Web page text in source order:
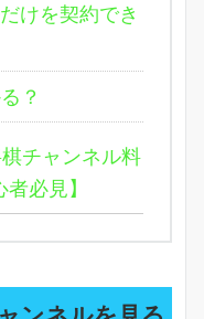
けを契約でき
？
チャンネル料
必見】